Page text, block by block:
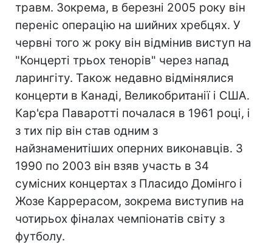
травм. Зокрема, в березні 2005 року він
переніс операцію на шийних хребцях. У
червні того ж року він відмінив виступ на
"Концерті трьох тенорів" через напад
ларингіту. Також недавно відмінялися
концерти в Канаді, Великобританії і США.
Кар'єра Паваротті почалася в 1961 році, і
з тих пір він став одним з
найзнаменитіших оперних виконавців. З
1990 по 2003 він взяв участь в 34
сумісних концертах з Пласидо Домінго і
Жозе Каррерасом, зокрема виступив на
чотирьох фіналах чемпіонатів світу з
футболу.